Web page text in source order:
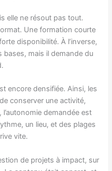
elle ne résout pas tout.
Une formation courte
disponibilité. À l’inverse,
bases, mais il demande du
encore densifiée. Ainsi, les
conserver une activité,
demandée est
un lieu, et des plages
vite.
de projets à impact, sur